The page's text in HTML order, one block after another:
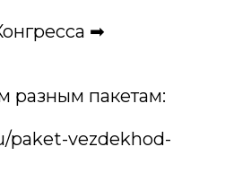
➡
разным пакетам:
paket-vezdekhod-